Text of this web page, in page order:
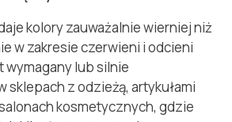
kolory zauważalnie wierniej niż
w zakresie czerwieni i odcieni
wymagany lub silnie
sklepach z odzieżą, artykułami
kosmetycznych, gdzie